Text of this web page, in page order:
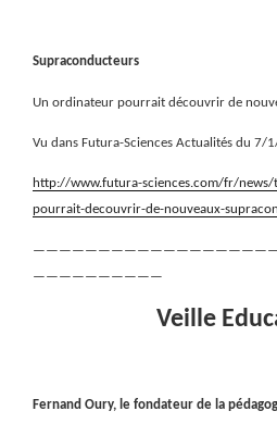
Supraconducteurs
Un ordinateur pourrait découvrir de
Vu dans Futura-Sciences Actualités du 7/
http://www.futura-sciences.com/fr/
pourrait-decouvrir-de-nouveaux-
——————————
Veille
Fernand Oury, le fondateur de la